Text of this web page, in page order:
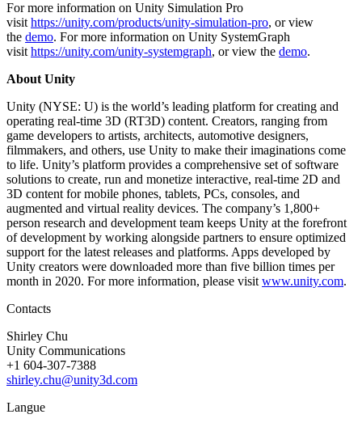
For more information on Unity Simulation Pro
visit https://unity.com/products/unity-simulation-pro, or view
the demo. For more information on Unity SystemGraph
visit https://unity.com/unity-systemgraph, or view the demo.
About Unity
Unity (NYSE: U) is the world’s leading platform for creating and
operating real-time 3D (RT3D) content. Creators, ranging from
game developers to artists, architects, automotive designers,
filmmakers, and others, use Unity to make their imaginations come
to life. Unity’s platform provides a comprehensive set of software
solutions to create, run and monetize interactive, real-time 2D and
3D content for mobile phones, tablets, PCs, consoles, and
augmented and virtual reality devices. The company’s 1,800+
person research and development team keeps Unity at the forefront
of development by working alongside partners to ensure optimized
support for the latest releases and platforms. Apps developed by
Unity creators were downloaded more than five billion times per
month in 2020. For more information, please visit www.unity.com.
Contacts
Shirley Chu
Unity Communications
+1 604-307-7388
shirley.chu@unity3d.com
Langue